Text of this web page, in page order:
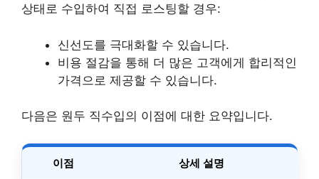
상태로 수입하여 직접 로스팅할 경우:
신선도를 극대화할 수 있습니다.
비용 절감을 통해 더 많은 고객에게 합리적인
가격으로 제공할 수 있습니다.
다음은 원두 직수입의 이점에 대한 요약입니다.
이점 상세 설명